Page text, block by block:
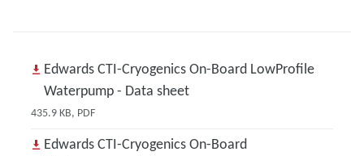
Edwards CTI-Cryogenics On-Board LowProfile
Waterpump - Data sheet
435.9 KB, PDF
Edwards CTI-Cryogenics On-Board